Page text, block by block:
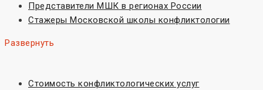
Представители МШК в регионах России
Стажеры Московской школы конфликтологии
Развернуть
Стоимость конфликтологических услуг